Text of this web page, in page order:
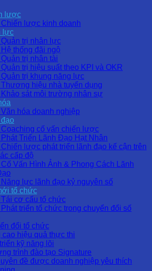
lược
Chiến lược kinh doanh
lực
Quản trị nhân lực
Hệ thống đãi ngộ
Quản trị nhân tài
Quản trị hiệu suất theo KPI và OKR
Quản trị khung năng lực
Thương hiệu nhà tuyển dụng
Khảo sát môi trường nhân sự
Văn hóa doanh nghiệp
Coaching cố vấn chiến lược
Phát Triển Lãnh Đạo Hạt Nhân
Chiến lược phát triển lãnh đạo kế cận trên
cấp độ
Cố Vấn Hình Ảnh & Phong Cách Lãnh
Năng lực lãnh đạo kỷ nguyên số
tổ chức
Tái cơ cấu tổ chức
Phát triển tổ chức trong chuyển đổi số
đổi tổ chức
cao hiệu quả thực thi
kỹ năng lõi
trình đào tạo Signature
đề được doanh nghiệp yêu thích